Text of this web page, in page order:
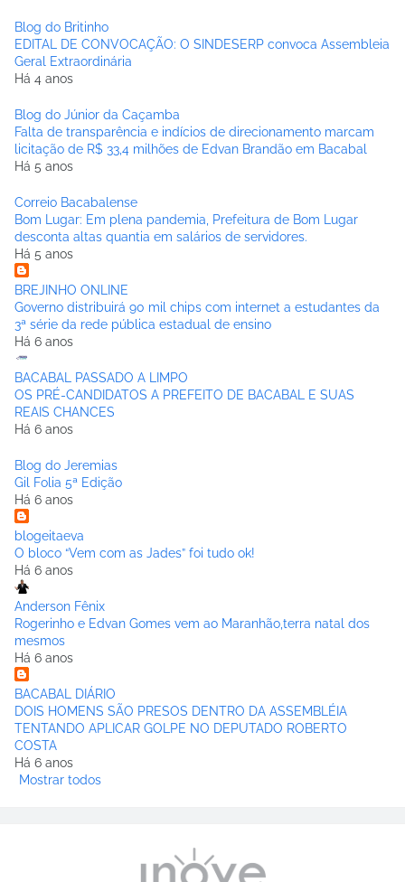
Blog do Britinho
EDITAL DE CONVOCAÇÃO: O SINDESERP convoca Assembleia
Geral Extraordinária
Há 4 anos
Blog do Júnior da Caçamba
Falta de transparência e indícios de direcionamento marcam
licitação de R$ 33,4 milhões de Edvan Brandão em Bacabal
Há 5 anos
Correio Bacabalense
Bom Lugar: Em plena pandemia, Prefeitura de Bom Lugar
desconta altas quantia em salários de servidores.
Há 5 anos
BREJINHO ONLINE
Governo distribuirá 90 mil chips com internet a estudantes da
3ª série da rede pública estadual de ensino
Há 6 anos
BACABAL PASSADO A LIMPO
OS PRÉ-CANDIDATOS A PREFEITO DE BACABAL E SUAS
REAIS CHANCES
Há 6 anos
Blog do Jeremias
Gil Folia 5ª Edição
Há 6 anos
blogeitaeva
O bloco “Vem com as Jades” foi tudo ok!
Há 6 anos
Anderson Fênix
Rogerinho e Edvan Gomes vem ao Maranhão,terra natal dos
mesmos
Há 6 anos
BACABAL DIÁRIO
DOIS HOMENS SÃO PRESOS DENTRO DA ASSEMBLÉIA
TENTANDO APLICAR GOLPE NO DEPUTADO ROBERTO
COSTA
Há 6 anos
Mostrar todos